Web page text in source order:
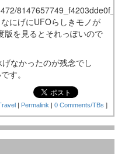
にげにUFOらしきモノが
版を見るとそれっぽいので
なかったのが残念でし
す。
Permalink 0 Comments/TBs ]